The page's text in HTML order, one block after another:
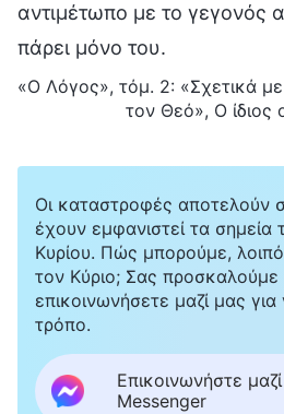
αντιμέτωπο με το γεγονός
πάρει μόνο του.
«Ο Λόγος», τόμ. 2: «Σχετικά με
τον Θεό», Ο ίδιος
Οι καταστροφές αποτελούν
έχουν εμφανιστεί τα σημεία
Κυρίου. Πώς μπορούμε,
τον Κύριο; Σας προσκαλούμε
επικοινωνήσετε μαζί μας για
τρόπο.
Επικοινωνήστε
Messenger